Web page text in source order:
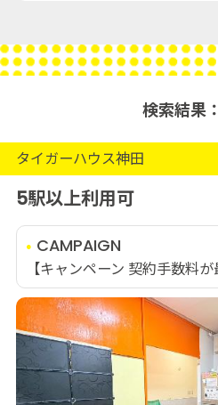
検索結果：
タイガーハウス神田
5駅以上利用可
CAMPAIGN
【キャンペーン 契約手数料